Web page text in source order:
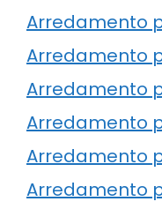
Arredamento
Arredamento
Arredamento
Arredamento
Arredamento
Arredamento